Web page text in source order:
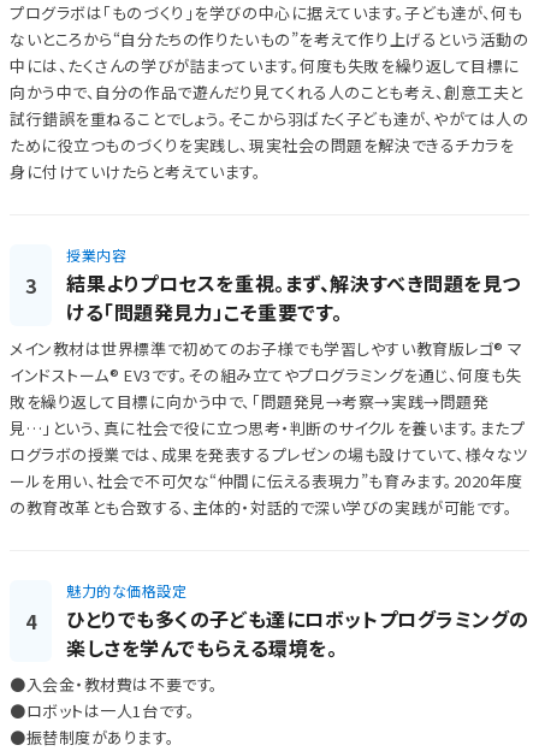
プログラボは「ものづくり」を学びの中心に据えています。子ども達が、何も
ないところから“自分たちの作りたいもの”を考えて作り上げるという活動の
中には、たくさんの学びが詰まっています。何度も失敗を繰り返して目標に
向かう中で、自分の作品で遊んだり見てくれる人のことも考え、創意工夫と
試行錯誤を重ねることでしょう。そこから羽ばたく子ども達が、やがては人の
ために役立つものづくりを実践し、現実社会の問題を解決できるチカラを
身に付けていけたらと考えています。
3
授業内容
結果よりプロセスを重視。まず、解決すべき問題を見つ
ける「問題発見力」こそ重要です。
メイン教材は世界標準で初めてのお子様でも学習しやすい教育版レゴ® マ
インドストーム® EV3です。その組み立てやプログラミングを通じ、何度も失
敗を繰り返して目標に向かう中で、「問題発見→考察→実践→問題発
見…」という、真に社会で役に立つ思考・判断のサイクルを養います。またプ
ログラボの授業では、成果を発表するプレゼンの場も設けていて、様々なツ
ールを用い、社会で不可欠な“仲間に伝える表現力”も育みます。2020年度
の教育改革とも合致する、主体的・対話的で深い学びの実践が可能です。
4
魅力的な価格設定
ひとりでも多くの子ども達にロボットプログラミングの
楽しさを学んでもらえる環境を。
●入会金・教材費は不要です。
●ロボットは一人1台です。
●振替制度があります。